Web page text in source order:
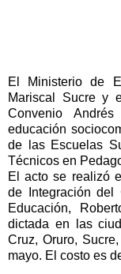
El Ministerio de
Mariscal Sucre y
Convenio
educación
de las Escuelas
Técnicos en
El acto se realizó
de Integración del
Educación,
dictada en las
Cruz, Oruro,
mayo. El costo es